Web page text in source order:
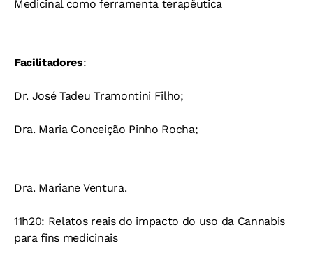
Medicinal como ferramenta terapêutica
Facilitadores:
Dr. José Tadeu Tramontini Filho;
Dra. Maria Conceição Pinho Rocha;
Dra. Mariane Ventura.
11h20: Relatos reais do impacto do uso da Cannabis
para fins medicinais